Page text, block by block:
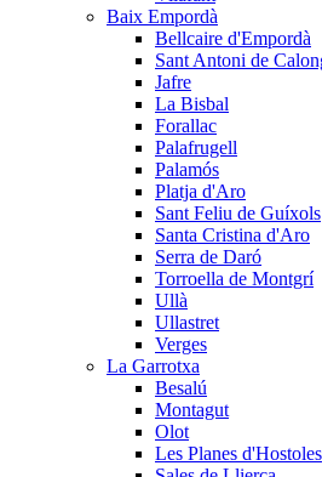
Baix Empordà
Bellcaire d'Empordà
Sant Antoni de
Jafre
La Bisbal
Forallac
Palafrugell
Palamós
Platja d'Aro
Sant Feliu de Guíxols
Santa Cristina d'Aro
Serra de Daró
Torroella de Montgrí
Ullà
Ullastret
Verges
La Garrotxa
Besalú
Montagut
Olot
Les Planes d'Hostoles